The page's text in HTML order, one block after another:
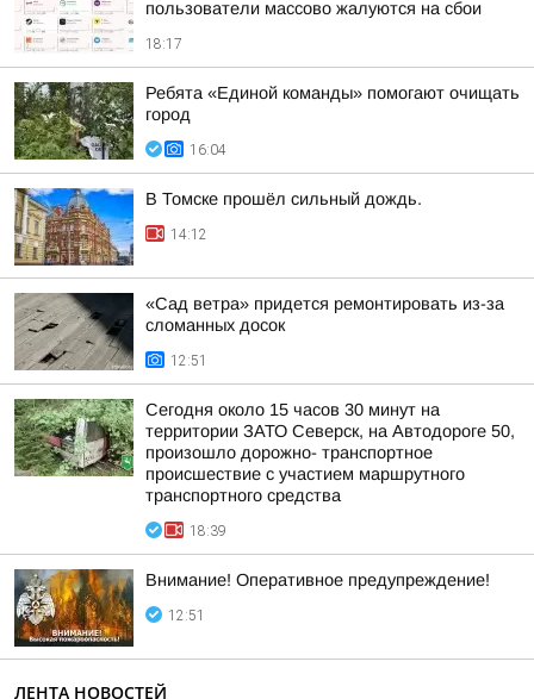
пользователи массово жалуются на сбои
18:17
Ребята «Единой команды» помогают очищать
город
16:04
В Томске прошёл сильный дождь.
14:12
«Сад ветра» придется ремонтировать из-за
сломанных досок
12:51
Сегодня около 15 часов 30 минут на
территории ЗАТО Северск, на Автодороге 50,
произошло дорожно- транспортное
происшествие с участием маршрутного
транспортного средства
18:39
Внимание! Оперативное предупреждение!
12:51
ЛЕНТА НОВОСТЕЙ